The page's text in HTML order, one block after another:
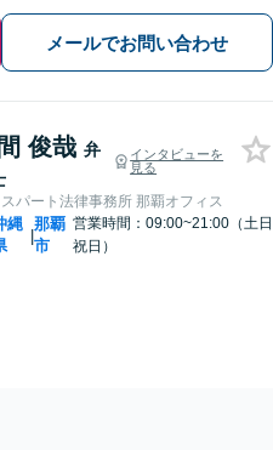
メールでお問い合わせ
俊哉 弁
インタビューを
見る
パート法律事務所 那覇オフィス
縄
|
那覇
市
営業時間：09:00~21:00（土日
祝日）